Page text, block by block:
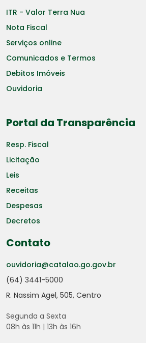
ITR - Valor Terra Nua
Nota Fiscal
Serviços online
Comunicados e Termos
Debitos Imóveis
Ouvidoria
Portal da Transparência
Resp. Fiscal
Licitação
Leis
Receitas
Despesas
Decretos
Contato
ouvidoria@catalao.go.gov.br
(64) 3441-5000
R. Nassim Agel, 505, Centro
Segunda a Sexta
08h às 11h | 13h às 16h